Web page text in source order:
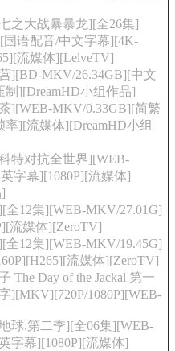
之大战暴暴龙][全26集]
国语配音/中文字幕][4K-
流媒体][LelveTV]
][BD-MKV/26.34GB][中文
制][DreamHD小组作品]
][WEB-MKV/0.33GB][简繁
率][流媒体][DreamHD小组
特对抗全世界][WEB-
字幕][1080P][流媒体]
12集][WEB-MKV/27.01G]
流媒体][ZeroTV]
12集][WEB-MKV/19.45G]
流媒体][ZeroTV]
The Day of the Jackal 第一
][MKV][720P/1080P][WEB-
球.第二季][全06集][WEB-
字幕][1080P][流媒体]